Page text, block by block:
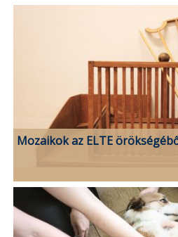
Mozaikok az ELTE